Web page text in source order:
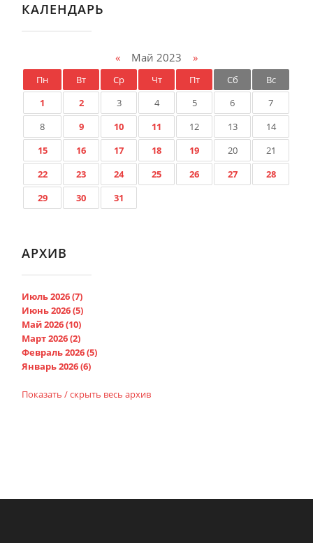
КАЛЕНДАРЬ
«Май 2023 »
Пн Вт Ср Чт Пт Сб
Вс
1
2 3 4 5 6
7
8
9 10 11 12 13
14
15
16 17 18 19 20
21
22
23 24 25 26 27
28
29
30 31
АРХИВ
Июль 2026 (7)
Июнь 2026 (5)
Май 2026 (10)
Март 2026 (2)
Февраль 2026 (5)
Январь 2026 (6)
Показать / скрыть весь архив